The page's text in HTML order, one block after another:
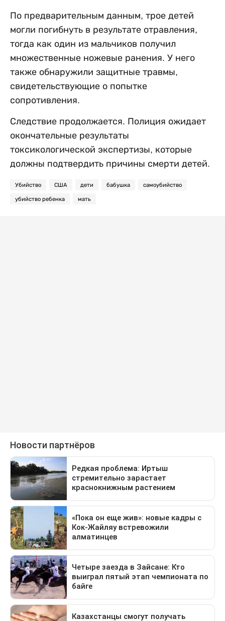
По предварительным данным, трое детей
могли погибнуть в результате отравления,
тогда как один из мальчиков получил
множественные ножевые ранения. У него
также обнаружили защитные травмы,
свидетельствующие о попытке
сопротивления.
Следствие продолжается. Полиция ожидает
окончательные результаты
токсикологической экспертизы, которые
должны подтвердить причины смерти детей.
Убийство США дети бабушка самоубийство
убийство ребенка мать